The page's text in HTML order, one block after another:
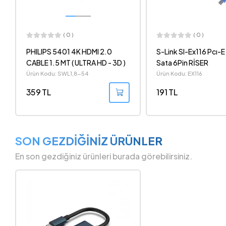
( 0 )
S-Link Sl-Ex116 Pcı-E 1X To 16X
Sata 6Pin RİSER
Ürün Kodu: EX116
191 TL
( 0 )
PHILIPS SWV-8100/
2.0 CABLE 1.5 MT 8K
Ürün Kodu: SWL-8100
1.728 TL
SON GEZDİĞİNİZ ÜRÜNLER
En son gezdiğiniz ürünleri burada görebilirsiniz.